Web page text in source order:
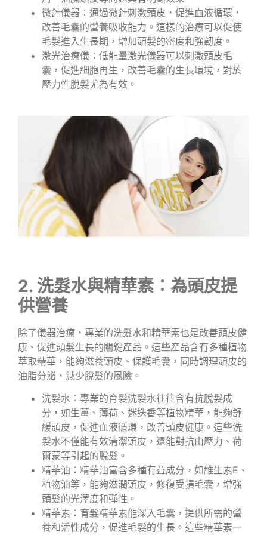
微針儀器：通過微針刺激頭皮，促進血液循環，
改善毛囊的營養吸收能力。這樣的治療可以促使
毛髮進入生長期，增加頭髮的密度和強韌度。
激光治療儀：低能量激光儀器可以刺激頭皮毛
囊，促進細胞再生，改善毛囊的生長環境，對於
壓力性脫髮尤為有效。
2. 洗髮水與精華素：為頭皮提
供營養
除了儀器治療，專業的洗髮水和精華素也是改善頭皮健
康、促進頭髮生長的關鍵產品。這些產品含有多種植物
萃取精華，能夠滋養頭皮、保護毛囊，同時調理頭皮的
油脂分泌，減少脫髮的風險。
洗髮水：專業的育髮洗髮水往往含有抗脫髮成
分，如生薑、薄荷、迷迭香等植物精華，能夠舒
緩頭皮，促進血液循環，改善頭皮健康。這些洗
髮水不僅能有效清潔頭皮，還能對抗由壓力、荷
爾蒙等引起的脫髮。
精華油：精華油富含多種有益成分，如維生素E、
植物油等，能夠滋潤頭皮，修復受損毛囊，增強
頭髮的光澤度和彈性。
精華素：育髮精華素能深入毛囊，提供所需的營
養和活性成分，促進毛髮的生長。這些精華素一